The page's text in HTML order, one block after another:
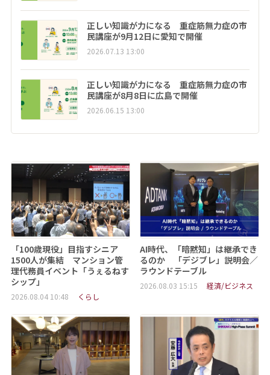
正しい知識が力になる 重症筋無力症の市
民講座が9月12日に愛知で開催
2026.07.13 13:00
正しい知識が力になる 重症筋無力症の市
民講座が8月8日に広島で開催
2026.06.15 13:00
「100歳現役」目指すシニア
1500人が集結 マンション管
理代務員イベント「うぇるねす
シップ」
2026.08.04 10:48 くらし
AI時代、「暗黙知」は継承でき
るのか 「デジブレ」説明会／
ラウンドテーブル
2026.08.03 15:15 経済/ビジネス